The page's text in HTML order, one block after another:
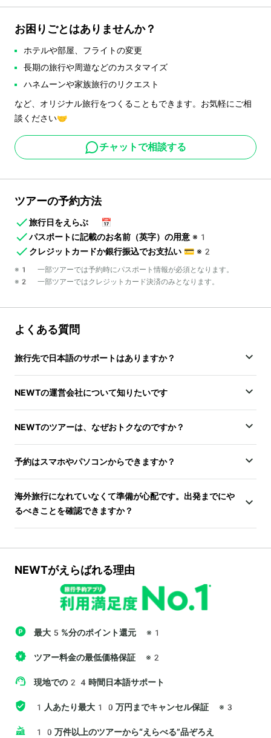
お困りごとはありませんか？
ホテルや部屋、フライトの変更
長期の旅行や周遊などのカスタマイズ
ハネムーンや家族旅行のリクエスト
など、オリジナル旅行をつくることもできます。お気軽にご相
談ください🤝
チャットで相談する
ツアーの予約方法
旅行日をえらぶ
📅
パスポートに記載のお名前（英字）の用意 ※1
クレジットカードか銀行振込でお支払い 💳 ※2
※1 一部ツアーでは予約時にパスポート情報が必須となります。
※2 一部ツアーではクレジットカード決済のみとなります。
よくある質問
旅行先で日本語のサポートはありますか？
NEWTの運営会社について知りたいです
NEWTのツアーは、なぜおトクなのですか？
予約はスマホやパソコンからできますか？
海外旅行になれていなくて準備が心配です。出発までにや
るべきことを確認できますか？
NEWTがえらばれる理由
最大5%分のポイント還元 ※1
ツアー料金の最低価格保証 ※2
現地での24時間日本語サポート
1人あたり最大10万円までキャンセル保証 ※3
10万件以上のツアーから“えらべる”品ぞろえ